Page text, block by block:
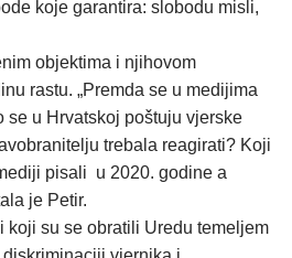
koje garantira: slobodu misli,
objektima i njihovom
rastu. „Premda se u medijima
u Hrvatskoj poštuju vjerske
trebala reagirati? Koji
pisali u 2020. godine a
je Petir.
su se obratili Uredu temeljem